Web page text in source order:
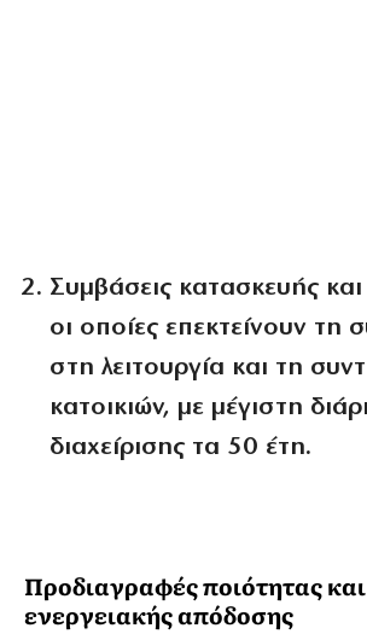
Συμβάσεις κατασκευής και
οι οποίες επεκτείνουν τη
στη λειτουργία και τη
κατοικιών, με μέγιστη
διαχείρισης τα 50 έτη.
Προδιαγραφές ποιότητας και
ενεργειακής απόδοσης